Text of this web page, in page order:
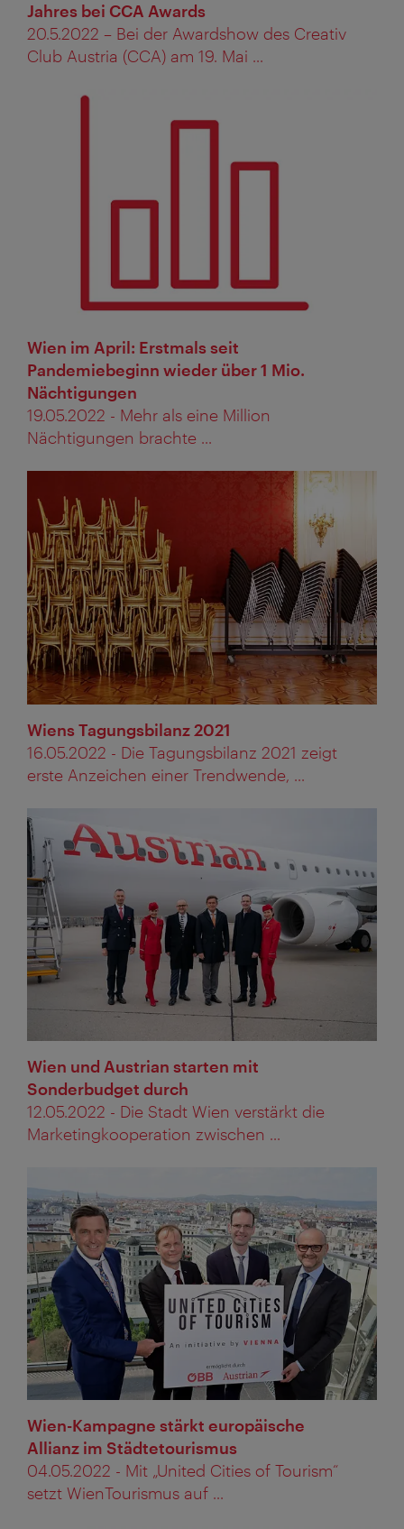
Jahres bei CCA Awards
20.5.2022 – Bei der Awardshow des Creativ
Club Austria (CCA) am 19. Mai ...
Wien im April: Erstmals seit
Pandemiebeginn wieder über 1 Mio.
Nächtigungen
19.05.2022 - Mehr als eine Million
Nächtigungen brachte ...
Wiens Tagungsbilanz 2021
16.05.2022 - Die Tagungsbilanz 2021 zeigt
erste Anzeichen einer Trendwende, ...
Wien und Austrian starten mit
Sonderbudget durch
12.05.2022 - Die Stadt Wien verstärkt die
Marketingkooperation zwischen ...
Wien-Kampagne stärkt europäische
Allianz im Städtetourismus
04.05.2022 - Mit „United Cities of Tourism“
setzt WienTourismus auf ...